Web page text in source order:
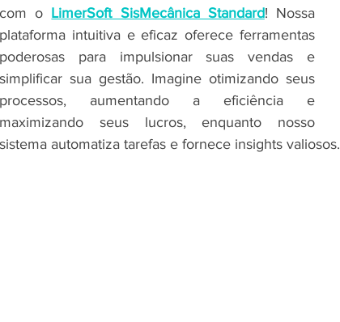
com o LimerSoft SisMecânica Standard! Nossa
plataforma intuitiva e eficaz oferece ferramentas
poderosas para impulsionar suas vendas e
simplificar sua gestão. Imagine otimizando seus
processos, aumentando a eficiência e
maximizando seus lucros, enquanto nosso
sistema automatiza tarefas e fornece insights valiosos.